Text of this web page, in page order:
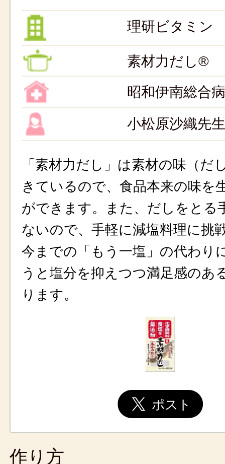
理研ビタミン
素材力だし®
昭和伊南総合
小松原沙織先
「素材力だし」は素材の味（だ
きているので、食品本来の味を
ができます。また、だしをとる
ないので、手軽に減塩料理に挑
今までの「もう一塩」の代わり
うと塩分を抑えつつ満足感のあ
ります。
作り方